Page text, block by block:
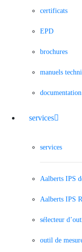
certificats
EPD
brochures
manuels
documentation
services
services
Aalberts IPS
Aalberts IPS
sélecteur
outil de